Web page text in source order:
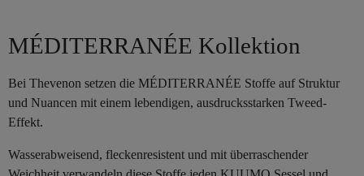
MÉDITERRANÉE Kollektion
Bei Thevenon setzen die MÉDITERRANÉE Stoffe auf Struktur
und Nuancen mit einem lebendigen, ausdrucksstarken Tweed-
Effekt.
Wasserabweisend, fleckenresistent und mit überraschender